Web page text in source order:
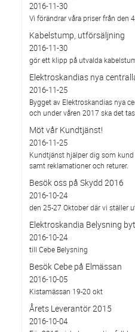
2016-11-30
Vi förändrar våra priser från den
Kabelstump, utförsäljning
2016-11-30
gör ett klipp på utvalda
Elektroskandias nya
2016-11-25
Bygget av Elektroskandias nya
och under våren 2017 ska det
Möt vår Kundtjänst!
2016-11-25
Kundtjänst hjälper dig som
samt reklamationer och returer.
Besök oss på Skydd 2016
2016-10-24
den 25-27 Oktober där vi ställer
Elektroskandia Belysning
2016-10-24
till Cebe Belysning
Besök Cebe på Elmässan
2016-10-05
Kistamässan 19-20 okt
Årets Leverantör 2015
2016-10-04